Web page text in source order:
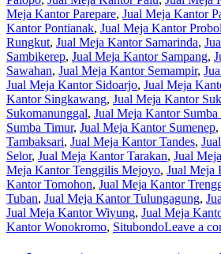
Meja Kantor Parepare, Jual Meja Kantor
Kantor Pontianak, Jual Meja Kantor
Rungkut, Jual Meja Kantor Samarinda,
Sambikerep, Jual Meja Kantor Sampang,
Sawahan, Jual Meja Kantor Semampir,
Jual Meja Kantor Sidoarjo, Jual Meja
Kantor Singkawang, Jual Meja Kantor
Sukomanunggal, Jual Meja Kantor Sumba
Sumba Timur, Jual Meja Kantor Sumenep,
Tambaksari, Jual Meja Kantor Tandes,
Selor, Jual Meja Kantor Tarakan, Jual
Meja Kantor Tenggilis Mejoyo, Jual Meja
Kantor Tomohon, Jual Meja Kantor
Tuban, Jual Meja Kantor Tulungagung,
Jual Meja Kantor Wiyung, Jual Meja
Kantor Wonokromo, SitubondoLeave a